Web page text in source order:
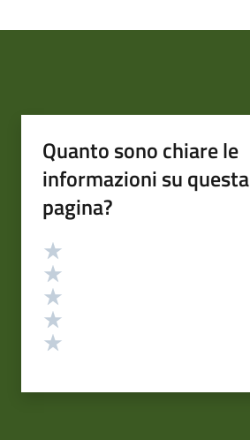
Quanto sono chiare le
informazioni su questa
pagina?
Valutazione